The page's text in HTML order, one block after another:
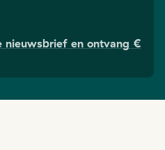
nieuwsbrief en ontvang €